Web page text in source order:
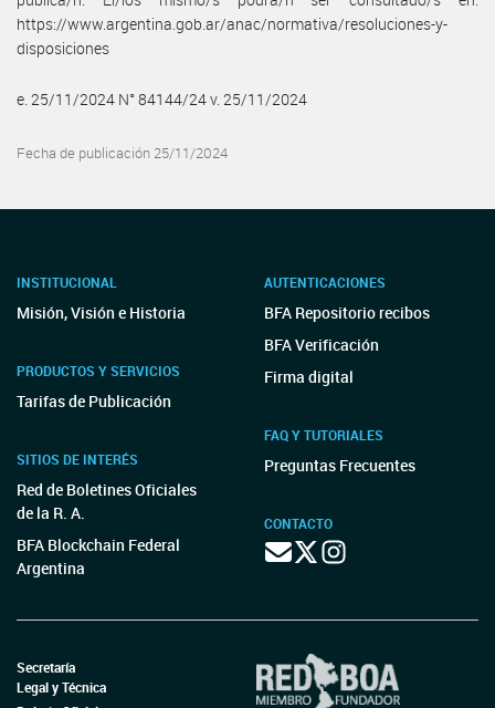
https://www.argentina.gob.ar/anac/normativa/resoluciones-y-
disposiciones
e. 25/11/2024 N° 84144/24 v. 25/11/2024
Fecha de publicación 25/11/2024
INSTITUCIONAL
Misión, Visión e Historia
PRODUCTOS Y SERVICIOS
Tarifas de Publicación
SITIOS DE INTERÉS
Red de Boletines Oficiales
de la R. A.
BFA Blockchain Federal
Argentina
AUTENTICACIONES
BFA Repositorio recibos
BFA Verificación
Firma digital
FAQ Y TUTORIALES
Preguntas Frecuentes
CONTACTO
Secretaría
Legal y Técnica